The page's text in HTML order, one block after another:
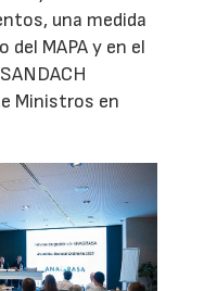
una medida
del MAPA y en el
Ministros en